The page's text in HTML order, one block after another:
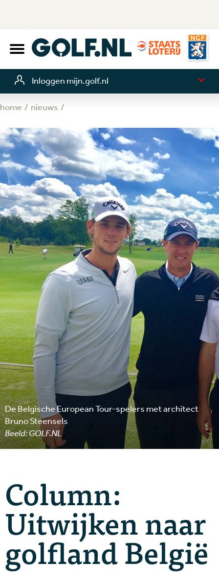
Inloggen mijn.golf.nl
home nieuws
De Belgische European Tour-spelers met architect
Bruno Steensels
Beeld: GOLF.NL
Column:
Uitwijken naar
golfland België